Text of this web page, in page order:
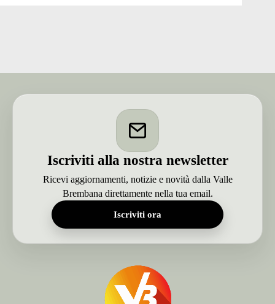
Iscriviti alla nostra newsletter
Ricevi aggiornamenti, notizie e novità dalla Valle
Brembana direttamente nella tua email.
Iscriviti ora